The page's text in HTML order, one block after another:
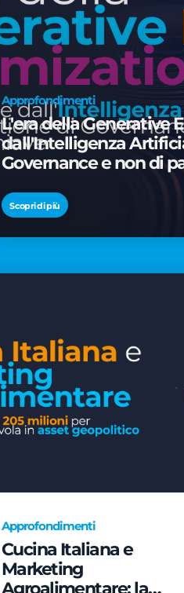
Approfondimenti
L'era della Generative
dall'Intelligenza
Governance e non di
Scopri di più
Approfondimenti
Cucina Italiana e
Marketing
Agroalimentare: la